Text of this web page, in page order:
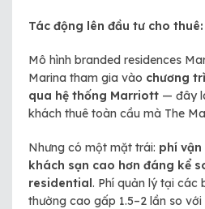
Tác động lên đầu tư cho thuê:
Mô hình branded residences
Marina tham gia vào chương
qua hệ thống Marriott — đây
khách thuê toàn cầu mà The
Nhưng có một mặt trái: phí
khách sạn cao hơn đáng kể
residential. Phí quản lý tại các
thường cao gấp 1.5–2 lần so